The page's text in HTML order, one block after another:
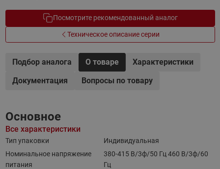
Посмотрите рекомендованный аналог
Техническое описание серии
Подбор аналога О товаре
Характеристики
Документация
Вопросы по товару
Основное
Все характеристики
Тип упаковки
Индивидуальная
Номинальное напряжение
питания
380-415 B/3ф/50 Гц 460 B/3ф/60
Гц